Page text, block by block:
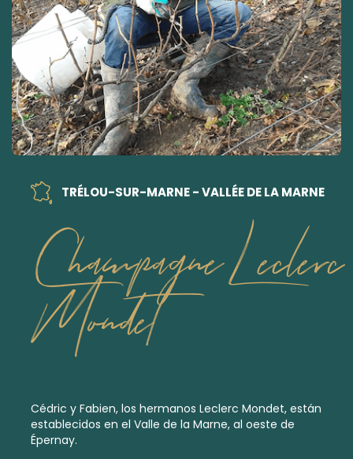
TRÉLOU-SUR-MARNE - VALLÉE DE LA MARNE
Champagne Leclerc
Mondet
Cédric y Fabien, los hermanos Leclerc Mondet, están
establecidos en el Valle de la Marne, al oeste de
Épernay.